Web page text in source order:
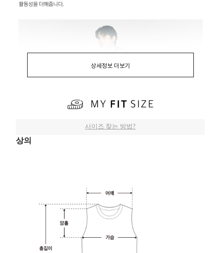
상세정보 더보기